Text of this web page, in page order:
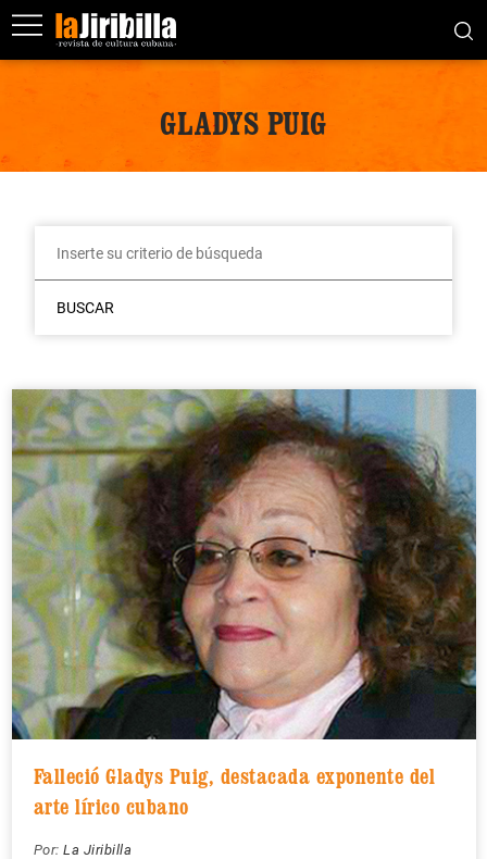
GLADYS PUIG
BUSCAR
Falleció Gladys Puig, destacada exponente del
arte lírico cubano
Por: La Jiribilla